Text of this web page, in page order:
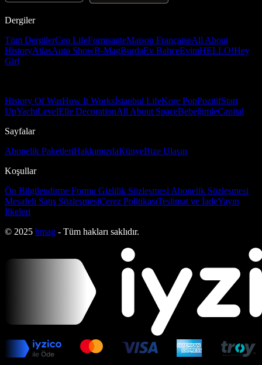
Dergiler
Tüm DergilerCeo LifeFormsanteMaison FrançaiseAll About
HistoryAtlasAuto ShowB-MagBurdaEv BahçeEvimHELLO!Hey
Girl
History Of WarHow It Worksİstanbul LifeKore PopPozitifStart
UpYachtLevelElle DecorationAll About SpaceBebeğimleCapital
Sayfalar
Abonelik PaketleriHakkımızdaKünyeBize Ulaşın
Koşullar
Ön Bilgilendirme Formu Gizlilik Sözleşmesi Abonelik Sözleşmesi
Mesafeli Satış SözleşmesiÇerez PolitikasıTeslimat ve İadeYayın
İlkeleri
© 2025 bmag - Tüm hakları saklıdır.